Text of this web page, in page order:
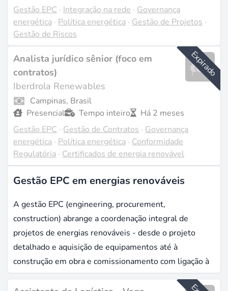
Gestão EPC · Integração na rede · Governança
energética · Política energética · Gestão de Projetos ·
Gestão de Riscos
Expirado
Analista jurídico sênior (foco em
contratos)
Iberdrola Renewables
Campinas, Brasil
Presencial
Tempo inteiro
Há 2 meses
Gestão EPC · Gestão de Contratos · Governança
energética · Política energética · Conformidade
Regulatória · Certificados de energia renovável
Gestão EPC em energias renováveis
A gestão EPC (engineering, procurement,
construction) abrange a coordenação integral de
projetos de energias renováveis - desde o projeto
detalhado e aquisição de equipamentos até à
construção em obra e comissionamento com ligação à
rede. O mercado global de EPC no setor energético